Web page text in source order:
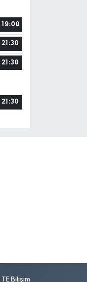
19:00
21:30
21:30
21:30
TE Bilişim